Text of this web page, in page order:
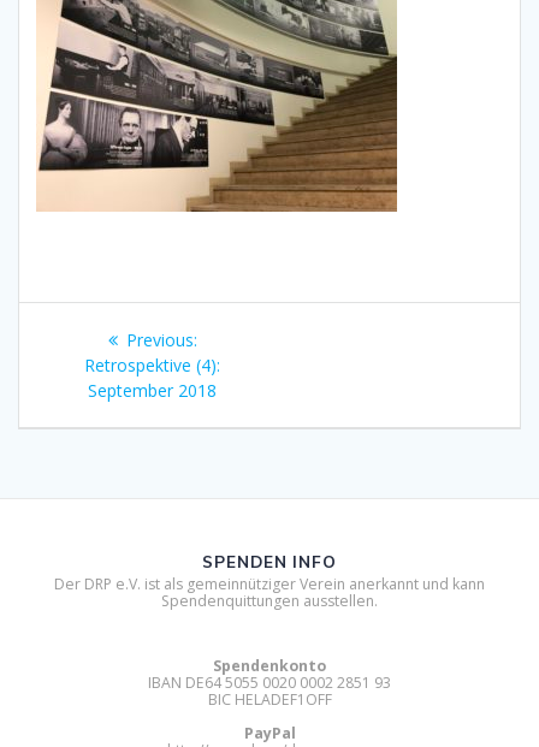
Beitragsnavigation
Previous:Previous
post:
Retrospektive (4):
September 2018
SPENDEN INFO
Der DRP e.V. ist als gemeinnütziger Verein anerkannt und kann
Spendenquittungen ausstellen.
Spendenkonto
IBAN DE64 5055 0020 0002 2851 93
BIC HELADEF1OFF
PayPal